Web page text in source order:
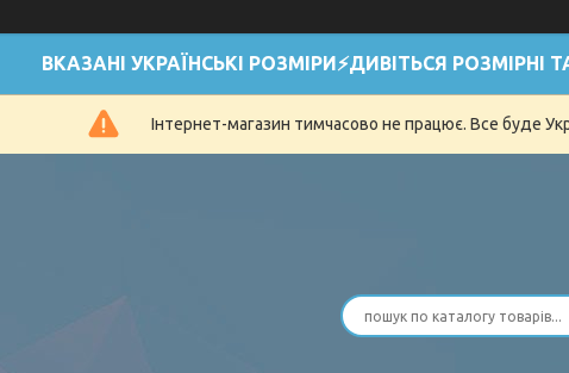
ВКАЗАНІ УКРАЇНСЬКІ РОЗМІРИ⚡ДИВІТЬСЯ РОЗМІРНІ
Інтернет-магазин тимчасово не працює. Все буде